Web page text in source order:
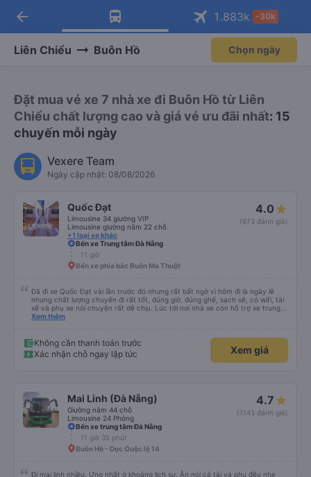
Tải app Vexere ngay!
Nhận ưu đãi thành viên độc
Mở app
Tải app Vexere
-30k/ghế khi đặt vé máy bay qua
Mở app
arrow_back 1.883k -30k
Liên Chiểu Buôn Hồ Chọn ngày
Đặt mua vé xe 7 nhà xe đi Buôn Hồ từ Liên
Chiểu chất lượng cao và giá vé ưu đãi nhất: 15
chuyến mỗi ngày
Vexere Team
Ngày cập nhật: 08/08/2026
Quốc Đạt
Limousine 34 giường VIP
Limousine giường nằm 22 chỗ
+1 loại xe khác
4.0
(673 đánh giá)
Bến xe Trung tâm Đà Nẵng
11 giờ
Bến xe phía bắc Buôn Ma Thuột
Đã đi xe Quốc Đạt vài lần trước đó nhưng rất bất ngờ vì hôm đi là ngày lễ
nhưng chất lượng chuyến đi rất tốt, đúng giờ, đúng ghế, sạch sẽ, có wifi, tài
xế và phụ xe nói chuyện rất dễ chịu. Lúc tới nơi nhà xe còn hỗ trợ xe trung
chuyển tới tận nhà. 10đ cho nhà xe, hy vọng nhà xe duy trì được chất lượng
Xem thêm
Không cần thanh toán trước
Xác nhận chỗ ngay lập tức
Xem giá
Mai Linh (Đà Nẵng)
Giường nằm 44 chỗ
Limousine 24 Phòng
4.7
(1143 đánh giá)
Bến xe trung tâm Đà Nẵng
11 giờ 35 phút
Buôn Hồ - Dọc Quộc lộ 14
Đi mai linh nhiều. Ưng nhất ở khoảng lịch sự. Ăn nói cả tài và phụ đều nhẹ